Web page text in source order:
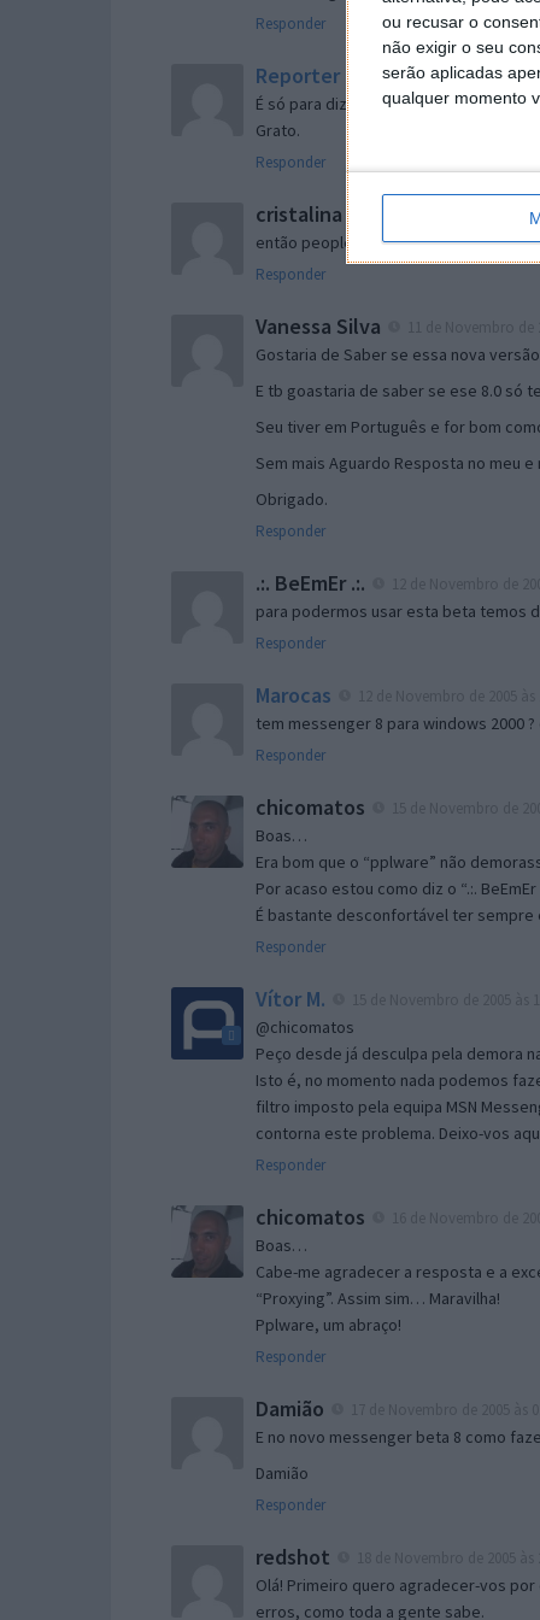
ou recusar o
não exigir o seu
serão aplicadas
qualquer momento
Responder
Reporter 7 de Novembro de 2005 às
É só para dizer que ainda não me
Grato.
Responder
cristalina 11 de Novembro de 2005
então people
Responder
Vanessa Silva
Gostaria de Saber se essa nova
E tb goastaria de saber se ese 8.0 só
Seu tiver em Português e for bom
Sem mais Aguardo Resposta no meu e
Obrigado.
Responder
.:. BeEmEr .:.
para podermos usar esta beta temos
Responder
Marocas
tem messenger 8 para windows 2000
Responder
chicomatos
Boas…
Era bom que o “pplware” não
Por acaso estou como diz o “.:.
É bastante desconfortável ter sempre
Responder
Vítor M.
@chicomatos
Peço desde já desculpa pela demora
Isto é, no momento nada podemos
filtro imposto pela equipa MSN
contorna este problema. Deixo-vos
Responder
chicomatos
Boas…
Cabe-me agradecer a resposta e a
“Proxying”. Assim sim… Maravilha!
Pplware, um abraço!
Responder
Damião
E no novo messenger beta 8 como
Damião
Responder
redshot
Olá! Primeiro quero agradecer-vos
erros, como toda a gente sabe.